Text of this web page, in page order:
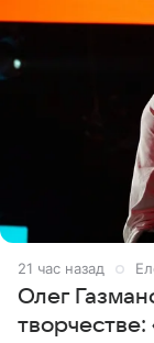
21 час назад
Олег